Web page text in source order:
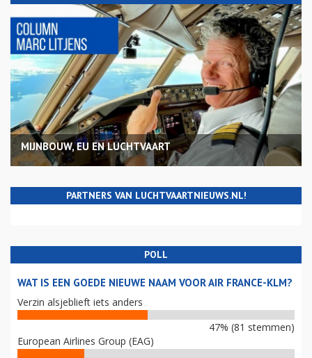
MIJNBOUW, EU EN LUCHTVAART
PARTNERS VAN LUCHTVAARTNIEUWS.NL!
POLL
WAT IS EEN GOEDE NIEUWE NAAM VOOR AIR FRANCE-KLM?
Verzin alsjeblieft iets anders
47% (81 stemmen)
European Airlines Group (EAG)